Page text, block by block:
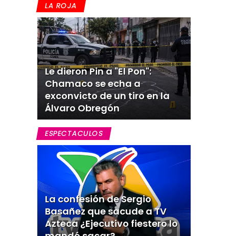
LA ROJA
Le dieron Pin a "El Pon":
Chamaco se echa a
exconvicto de un tiro en la
Álvaro Obregón
ESPECTACULOS
La confesión de Sergio
Basañez que sacude a TV
Azteca ¿Ejecutivo fiestero lo